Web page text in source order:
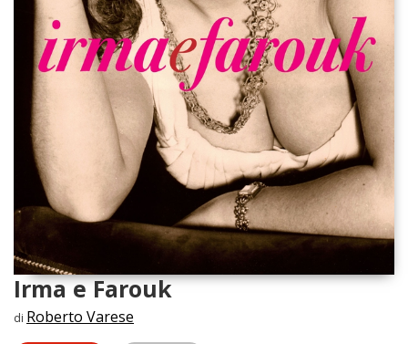
Irma e Farouk
di Roberto Varese